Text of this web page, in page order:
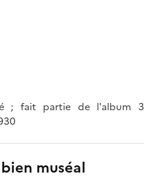
; fait partie de l'album 3
muséal